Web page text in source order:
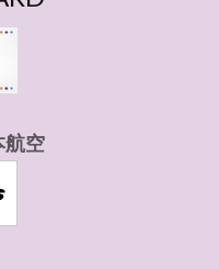
航空